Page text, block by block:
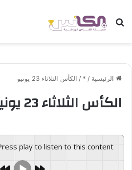
بحث عن
الرئيسية /
*
/ الكأس الثلاثاء 23 يونيو
الكأس الثلاثاء 23 يونيو
Press play to listen to this content